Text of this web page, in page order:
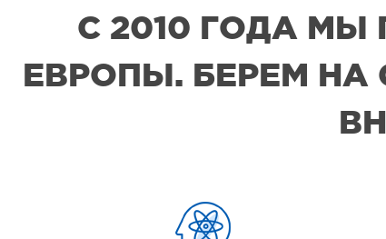
С 2010 ГОДА
ЕВРОПЫ. БЕРЕМ